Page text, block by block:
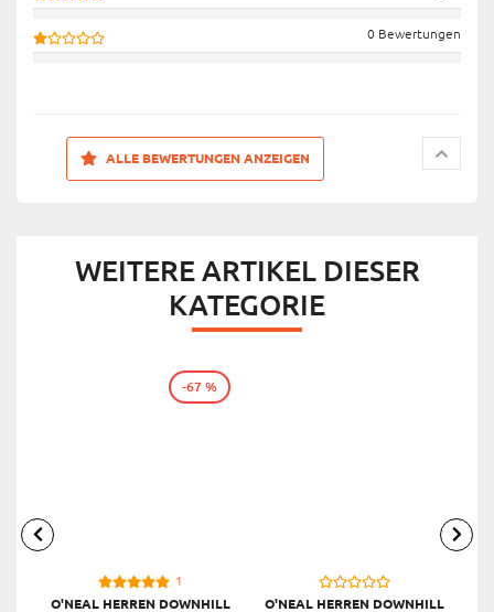
0 Bewertungen
ALLE BEWERTUNGEN ANZEIGEN
WEITERE ARTIKEL DIESER
KATEGORIE
1
O'NEAL HERREN DOWNHILL
-67 %
O'NEAL HERREN DOWNHILL